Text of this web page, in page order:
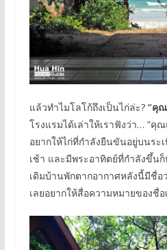
แล้วทำไมโลโก้ถึงเป็นไก่ล่ะ? “คุณ
โรงแรมได้เล่าให้เราฟังว่า… “
อยากให้ไก่ที่กำลังยืนขันอยู่บนระ
เช้า และมีพระอาทิตย์ที่กำลังขึ้น
เดิมบ้านพักตากอากาศหลังนี้มีชื่อ
เลยอยากให้สื่อความหมายของชื่อ